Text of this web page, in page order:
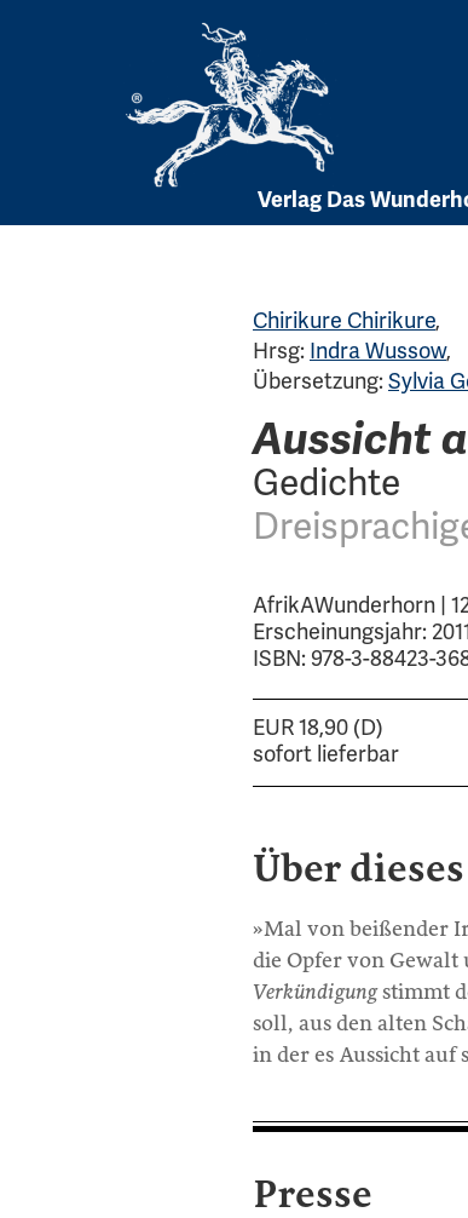
Verlag Das
Chirikure Chirikure,
Hrsg: Indra Wussow,
Übersetzung:Sylvia
Aussicht
Gedichte
AfrikAWunderhorn |
Erscheinungsjahr:
ISBN: 978-3-88423-
EUR 18,90 (D)
sofort lieferbar
Über
»Mal von beißender
die Opfer von Gewalt
Verkündigungstimmt
soll, aus den alten
in der es Aussicht auf
Presse